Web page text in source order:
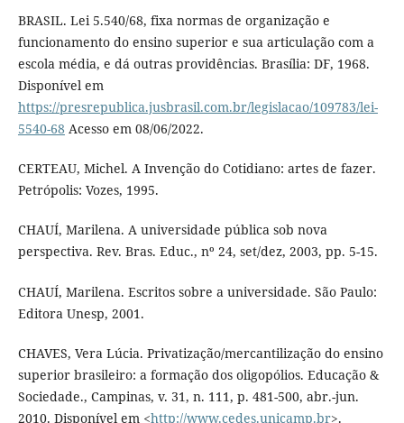
BRASIL. Lei 5.540/68, fixa normas de organização e
funcionamento do ensino superior e sua articulação com a
escola média, e dá outras providências. Brasília: DF, 1968.
Disponível em
https://presrepublica.jusbrasil.com.br/legislacao/109783/lei-
5540-68 Acesso em 08/06/2022.
CERTEAU, Michel. A Invenção do Cotidiano: artes de fazer.
Petrópolis: Vozes, 1995.
CHAUÍ, Marilena. A universidade pública sob nova
perspectiva. Rev. Bras. Educ., nº 24, set/dez, 2003, pp. 5-15.
CHAUÍ, Marilena. Escritos sobre a universidade. São Paulo:
Editora Unesp, 2001.
CHAVES, Vera Lúcia. Privatização/mercantilização do ensino
superior brasileiro: a formação dos oligopólios. Educação &
Sociedade., Campinas, v. 31, n. 111, p. 481-500, abr.-jun.
2010. Disponível em <http://www.cedes.unicamp.br>.